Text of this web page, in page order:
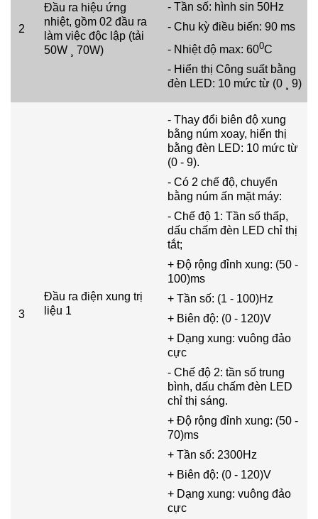
2
Đầu ra hiệu ứng
nhiệt, gồm 02 đầu ra
làm việc độc lập (tải
50W ¸ 70W)
- Tần số: hình sin 50Hz
- Chu kỳ điều biến: 90 ms
- Nhiệt độ max: 600C
- Hiển thị Công suất bằng
đèn LED: 10 mức từ (0 ¸ 9)
3
Đầu ra điện xung trị
liệu 1
- Thay đổi biên độ xung
bằng núm xoay, hiển thị
bằng đèn LED: 10 mức từ
(0 - 9).
- Có 2 chế độ, chuyển
bằng núm ấn mặt máy:
- Chế độ 1: Tần số thấp,
dấu chấm đèn LED chỉ thị
tắt;
+ Độ rộng đỉnh xung: (50 -
100)ms
+ Tần số: (1 - 100)Hz
+ Biên độ: (0 - 120)V
+ Dạng xung: vuông đảo
cực
- Chế độ 2: tần số trung
bình, dấu chấm đèn LED
chỉ thị sáng.
+ Độ rộng đỉnh xung: (50 -
70)ms
+ Tần số: 2300Hz
+ Biên độ: (0 - 120)V
+ Dạng xung: vuông đảo
cực